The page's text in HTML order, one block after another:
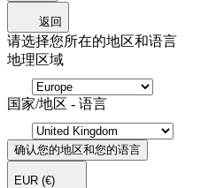
返回
请选择您所在的地区和语言
地理区域
国家/地区 - 语言
确认您的地区和您的语言
EUR (€)